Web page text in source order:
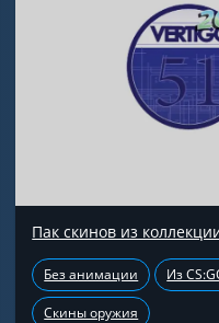
Пак скинов из
Без анимации Из
Скины оружия